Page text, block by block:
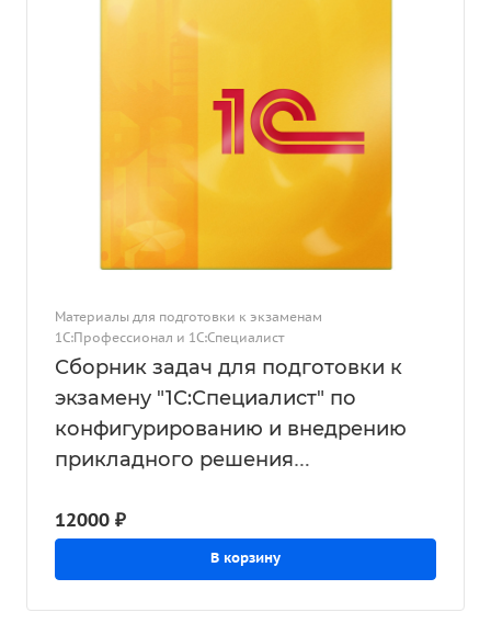
Материалы для подготовки к экзаменам
1С:Профессионал и 1С:Специалист
Сборник задач для подготовки к
экзамену "1С:Специалист" по
конфигурированию и внедрению
прикладного решения
ред. 3.0
12000 ₽
В корзину